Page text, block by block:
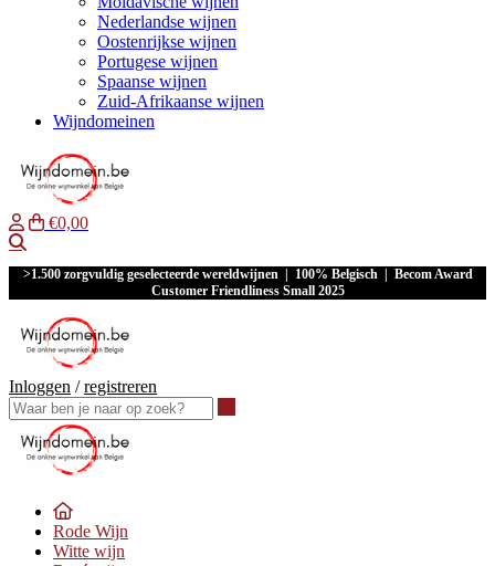
Nederlandse wijnen
Oostenrijkse wijnen
Portugese wijnen
Spaanse wijnen
Zuid-Afrikaanse wijnen
Wijndomeinen
€0,00
>1.500 zorgvuldig geselecteerde wereldwijnen | 100% Belgisch | Becom Award
Customer Friendliness Small 2025
Inloggen /registreren
Rode Wijn
Witte wijn